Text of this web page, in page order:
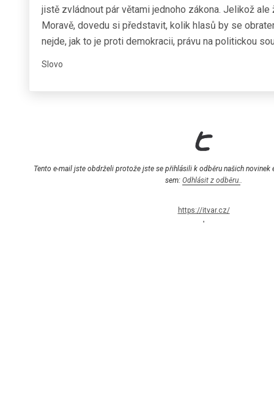
jistě zvládnout pár větami jednoho zákona. Jelikož ale
Moravě, dovedu si představit, kolik hlasů by se
nejde, jak to je proti demokracii, právu na politickou
Slovo
Tento e-mail jste obdrželi protože jste se přihlásili k odběru našich novinek
sem: Odhlásit z odběru.
https://itvar.cz/
•